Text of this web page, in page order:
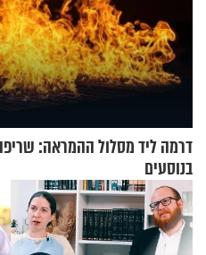
דרמה ליד מסלול ההמראה:
בנוסעים